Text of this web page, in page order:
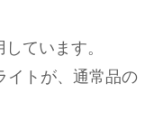
ています。
イトが、通常品の